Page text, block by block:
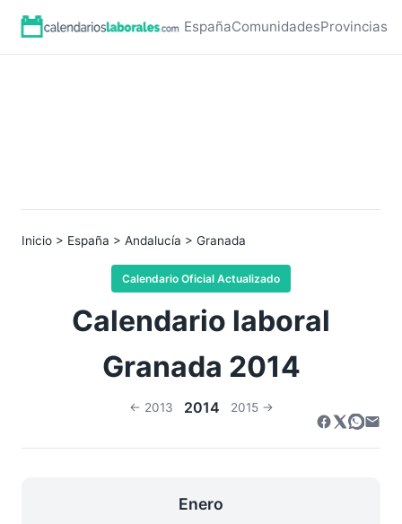
EspañaComunidadesProvincias
Inicio > España > Andalucía > Granada
Calendario Oficial Actualizado
Calendario laboral
Granada 2014
← 2013 2014 2015 →
Enero